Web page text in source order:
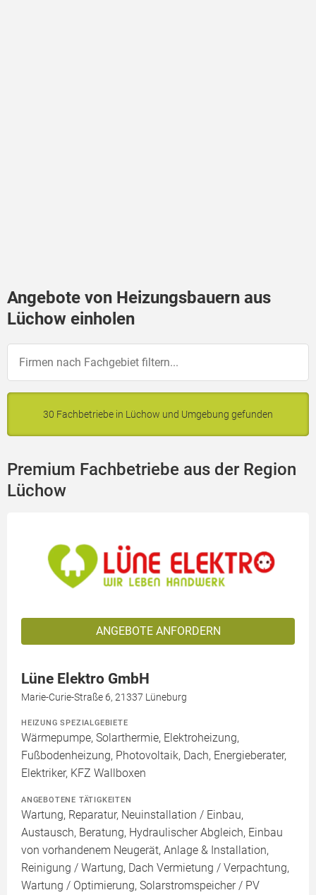
Angebote von Heizungsbauern aus
Lüchow einholen
30 Fachbetriebe in Lüchow und Umgebung gefunden
Premium Fachbetriebe aus der Region
Lüchow
ANGEBOTE ANFORDERN
Lüne Elektro GmbH
Marie-Curie-Straße 6, 21337 Lüneburg
HEIZUNG SPEZIALGEBIETE
Wärmepumpe, Solarthermie, Elektroheizung,
Fußbodenheizung, Photovoltaik, Dach, Energieberater,
Elektriker, KFZ Wallboxen
ANGEBOTENE TÄTIGKEITEN
Wartung, Reparatur, Neuinstallation / Einbau,
Austausch, Beratung, Hydraulischer Abgleich, Einbau
von vorhandenem Neugerät, Anlage & Installation,
Reinigung / Wartung, Dach Vermietung / Verpachtung,
Wartung / Optimierung, Solarstromspeicher / PV